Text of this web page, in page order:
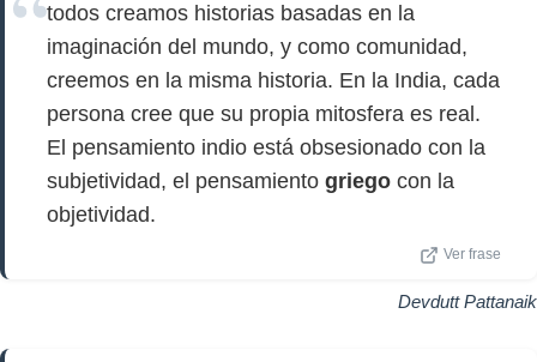
todos creamos historias basadas en la
imaginación del mundo, y como comunidad,
creemos en la misma historia. En la India, cada
persona cree que su propia mitosfera es real.
El pensamiento indio está obsesionado con la
subjetividad, el pensamiento griego con la
objetividad.
Ver frase
Devdutt Pattanaik